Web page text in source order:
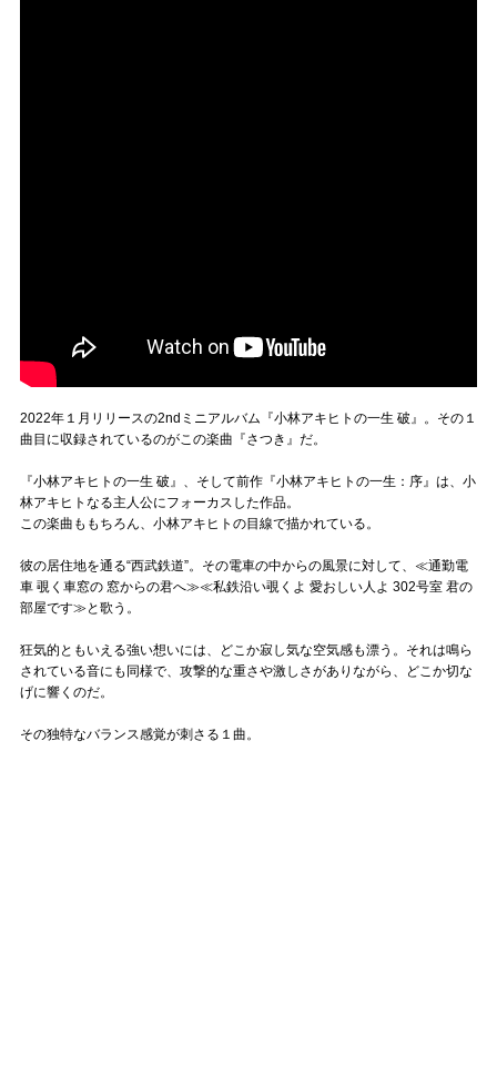
2022年１月リリースの2ndミニアルバム『小林アキヒトの一生 破』。その１
曲目に収録されているのがこの楽曲『さつき』だ。
『小林アキヒトの一生 破』、そして前作『小林アキヒトの一生：序』は、小
林アキヒトなる主人公にフォーカスした作品。
この楽曲ももちろん、小林アキヒトの目線で描かれている。
彼の居住地を通る“西武鉄道”。その電車の中からの風景に対して、≪通勤電
車 覗く車窓の 窓からの君へ≫≪私鉄沿い覗くよ 愛おしい人よ 302号室 君の
部屋です≫と歌う。
狂気的ともいえる強い想いには、どこか寂し気な空気感も漂う。それは鳴ら
されている音にも同様で、攻撃的な重さや激しさがありながら、どこか切な
げに響くのだ。
その独特なバランス感覚が刺さる１曲。